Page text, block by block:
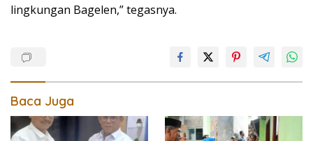
lingkungan Bagelen,” tegasnya.
Baca Juga